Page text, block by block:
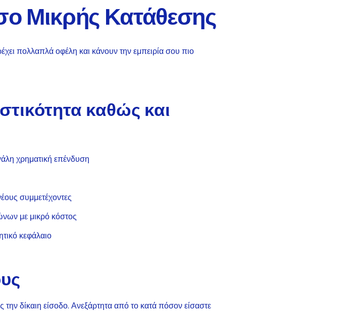
Μικρής Κατάθεσης
πολλαπλά οφέλη και κάνουν την εμπειρία σου πιο
καθώς και
χρηματική επένδυση
συμμετέχοντες
με μικρό κόστος
κεφάλαιο
δίκαιη είσοδο. Ανεξάρτητα από το κατά πόσον είσαστε